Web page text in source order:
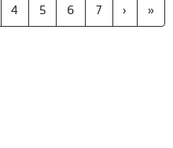
4 5 6 7 › »